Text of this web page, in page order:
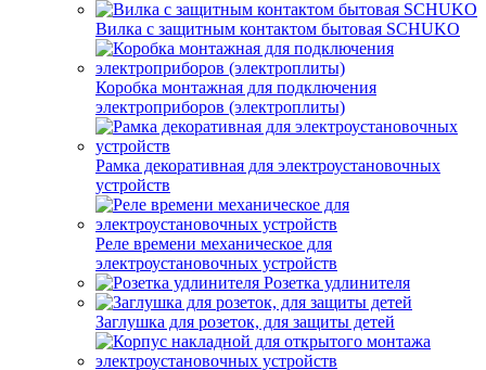
Вилка с защитным контактом бытовая SCHUKO
Коробка монтажная для подключения
электроприборов (электроплиты)
Рамка декоративная для электроустановочных
устройств
Реле времени механическое для
электроустановочных устройств
Розетка удлинителя
Заглушка для розеток, для защиты детей